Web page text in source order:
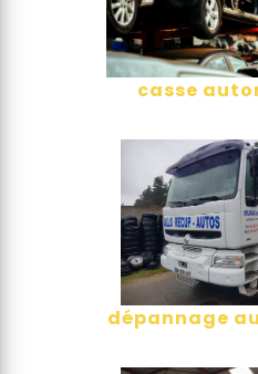
casse
dépannage